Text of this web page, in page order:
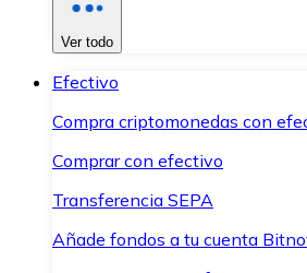
Ver todo
Efectivo
Compra criptomonedas con
Comprar con efectivo
Transferencia SEPA
Añade fondos a tu cuenta